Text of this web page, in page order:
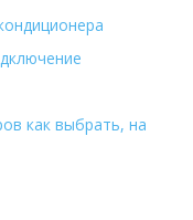
как выбрать, на